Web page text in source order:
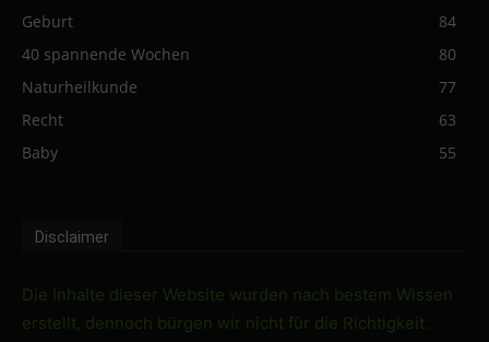
Geburt
84
40 spannende Wochen
80
Naturheilkunde
77
Recht
63
Baby
55
Disclaimer
Die Inhalte dieser Website wurden nach bestem Wissen
erstellt, dennoch bürgen wir nicht für die Richtigkeit.